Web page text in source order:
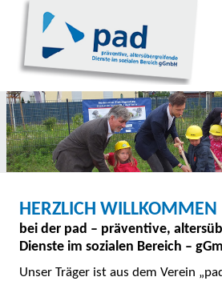
HERZLICH WILLKOMMEN
bei der pad – präventive,
Dienste im sozialen Bereich –
Unser Träger ist aus dem Verein